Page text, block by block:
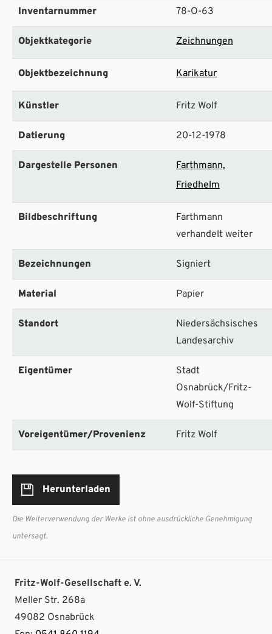
Inventarnummer 78-O-63
Objektkategorie Zeichnungen
Objektbezeichnung Karikatur
Künstler Fritz Wolf
Datierung 20-12-1978
Dargestelle Personen
Farthmann,
Friedhelm
Bildbeschriftung
Farthmann
verhandelt weiter
Bezeichnungen Signiert
Material Papier
Standort
Niedersächsisches
Landesarchiv
Eigentümer
Stadt
Osnabrück/Fritz-
Wolf-Stiftung
Voreigentümer/Provenienz Fritz Wolf
Herunterladen
Die Weiterverwendung der Werke ist ohne ausdrückliche Genehmigung
untersagt.
Fritz-Wolf-Gesellschaft e. V.
Meller Str. 268a
49082 Osnabrück